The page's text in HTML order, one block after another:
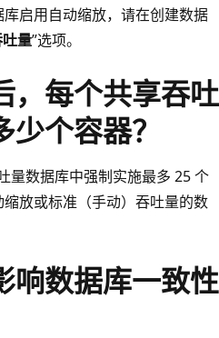
启用自动缩放，请在创建数据
量”选项。
，每个共享吞吐
个容器？
量数据库中强制实施最多 25 个
放或标准（手动）吞吐量的数
响数据库一致性